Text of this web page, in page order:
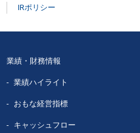
ト
ート
ナンス）
IRポリシー
業績・財務情報
業績ハイライト
おもな経営指標
キャッシュフロー